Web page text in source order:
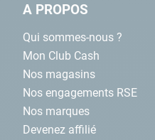
A PROPOS
Qui sommes-nous ?
Mon Club Cash
Nos magasins
Nos engagements RSE
Nos marques
Devenez affilié